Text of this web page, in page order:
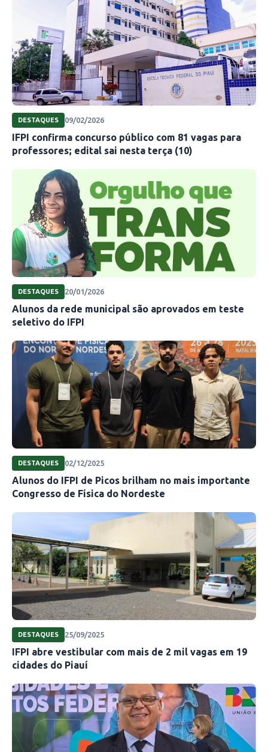
DESTAQUES 09/02/2026
IFPI confirma concurso público com 81 vagas para
professores; edital sai nesta terça (10)
DESTAQUES 20/01/2026
Alunos da rede municipal são aprovados em teste
seletivo do IFPI
DESTAQUES 02/12/2025
Alunos do IFPI de Picos brilham no mais importante
Congresso de Física do Nordeste
DESTAQUES 25/09/2025
IFPI abre vestibular com mais de 2 mil vagas em 19
cidades do Piauí